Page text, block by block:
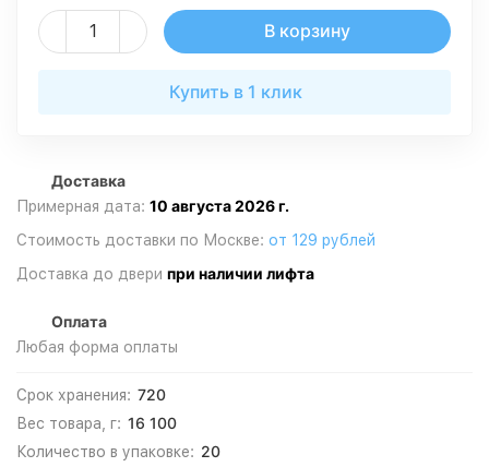
В корзину
Купить в 1 клик
Доставка
Примерная дата: 10 августа 2026 г.
Стоимость доставки по Москве: от 129 рублей
Доставка до двери при наличии лифта
Оплата
Любая форма оплаты
Срок хранения: 720
Вес товара, г: 16 100
Количество в упаковке: 20